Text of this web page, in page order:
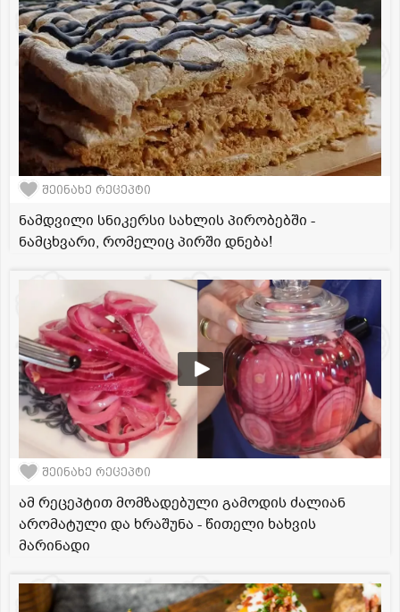
შეინახე რეცეპტი
ნამდვილი სნიკერსი სახლის პირობებში -
ნამცხვარი, რომელიც პირში დნება!
შეინახე რეცეპტი
ამ რეცეპტით მომზადებული გამოდის ძალიან
არომატული და ხრაშუნა - წითელი ხახვის
მარინადი